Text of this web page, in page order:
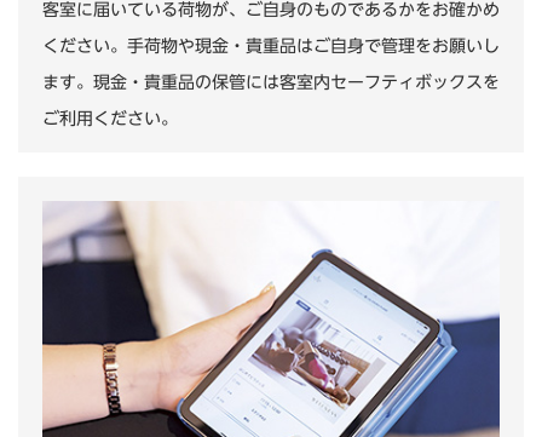
客室に届いている荷物が、ご自身のものであるかをお確かめ
ください。手荷物や現金・貴重品はご自身で管理をお願いし
ます。現金・貴重品の保管には客室内セーフティボックスを
ご利用ください。